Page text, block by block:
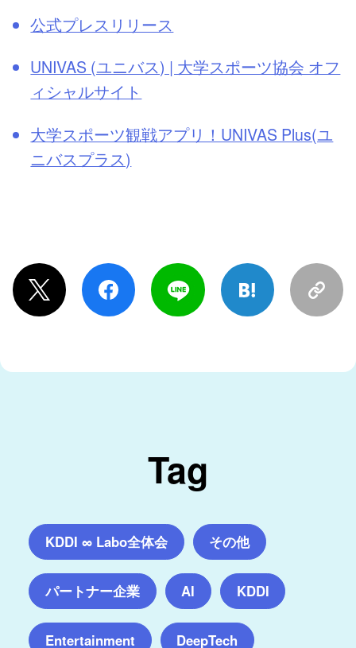
公式プレスリリース
UNIVAS (ユニバス) | 大学スポーツ協会 オフ
ィシャルサイト
大学スポーツ観戦アプリ！UNIVAS Plus(ユ
ニバスプラス)
Tag
KDDI ∞ Labo全体会 その他
パートナー企業 AI KDDI
Entertainment DeepTech